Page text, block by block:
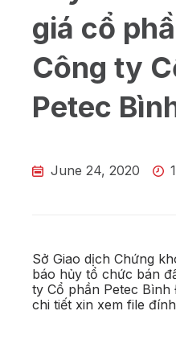
giá cổ
Công ty
Petec
June 24, 2020
Sở Giao dịch Chứng
báo hủy tổ chức bán
ty Cổ phần Petec
chi tiết xin xem file